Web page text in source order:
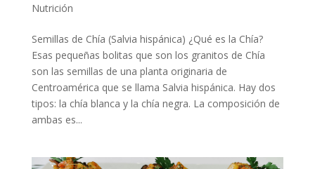
Nutrición
Semillas de Chía (Salvia hispánica) ¿Qué es la Chía?
Esas pequeñas bolitas que son los granitos de Chía
son las semillas de una planta originaria de
Centroamérica que se llama Salvia hispánica. Hay dos
tipos: la chía blanca y la chía negra. La composición de
ambas es...